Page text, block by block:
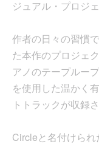
ジュアル・プロジェ
作者の日々の習慣
た本作のプロジェ
アノのテープルー
を使用した温かく
トトラックが収録
Circleと名付けら